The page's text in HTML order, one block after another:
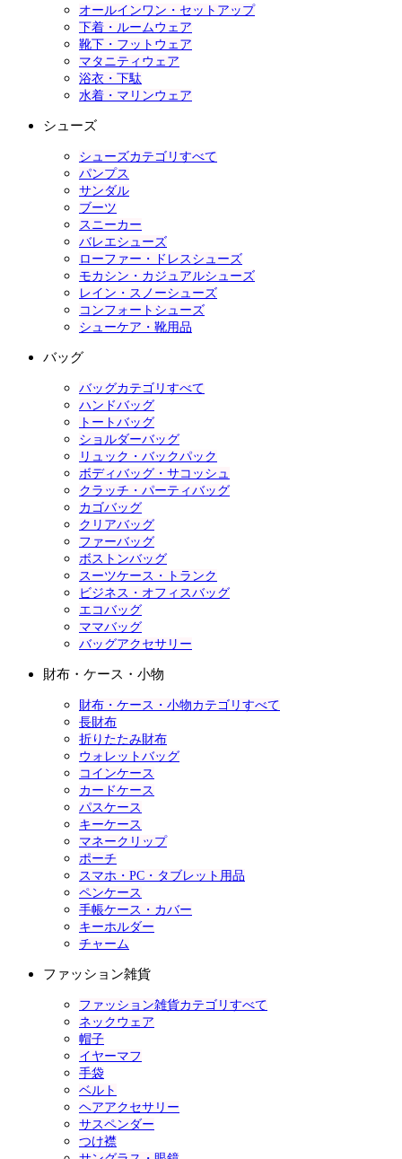
オールインワン・セットアップ
下着・ルームウェア
靴下・フットウェア
マタニティウェア
浴衣・下駄
水着・マリンウェア
シューズ
シューズカテゴリすべて
パンプス
サンダル
ブーツ
スニーカー
バレエシューズ
ローファー・ドレスシューズ
モカシン・カジュアルシューズ
レイン・スノーシューズ
コンフォートシューズ
シューケア・靴用品
バッグ
バッグカテゴリすべて
ハンドバッグ
トートバッグ
ショルダーバッグ
リュック・バックパック
ボディバッグ・サコッシュ
クラッチ・パーティバッグ
カゴバッグ
クリアバッグ
ファーバッグ
ボストンバッグ
スーツケース・トランク
ビジネス・オフィスバッグ
エコバッグ
ママバッグ
バッグアクセサリー
財布・ケース・小物
財布・ケース・小物カテゴリすべて
長財布
折りたたみ財布
ウォレットバッグ
コインケース
カードケース
パスケース
キーケース
マネークリップ
ポーチ
スマホ・PC・タブレット用品
ペンケース
手帳ケース・カバー
キーホルダー
チャーム
ファッション雑貨
ファッション雑貨カテゴリすべて
ネックウェア
帽子
イヤーマフ
手袋
ベルト
ヘアアクセサリー
サスペンダー
つけ襟